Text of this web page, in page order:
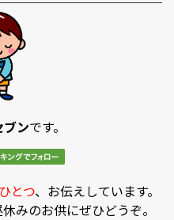
ブンです。
とつ、お伝えしています。
みのお供にぜひどうぞ。